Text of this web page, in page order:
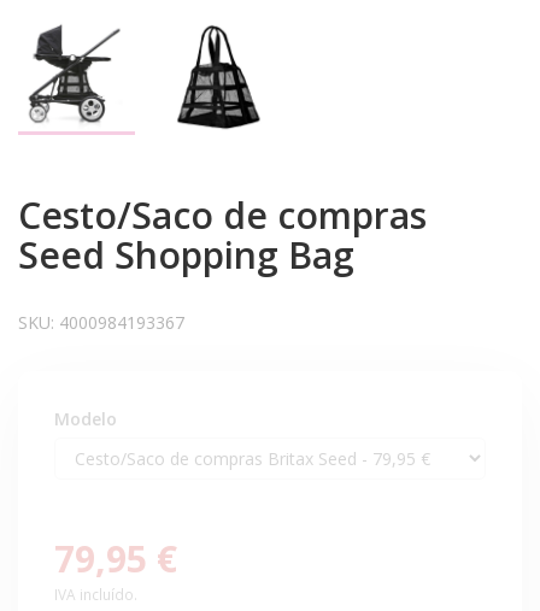
Cesto/Saco de compras
Seed Shopping Bag
SKU: 4000984193367
Modelo
79,95 €
IVA incluído.